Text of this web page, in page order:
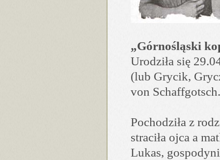
„Górnośląski
Urodziła się
(lub Grycik,
von Schaffgotsch.
Pochodziła z
straciła ojca a
Lukas,